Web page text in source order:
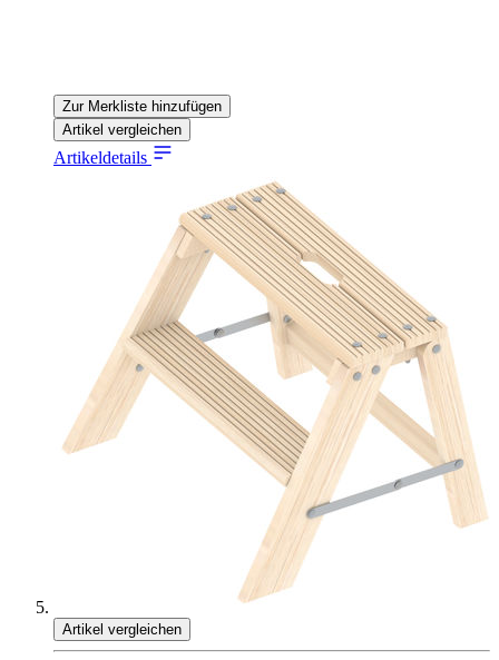
Zur Merkliste hinzufügen
Artikel vergleichen
Artikeldetails
Artikel vergleichen